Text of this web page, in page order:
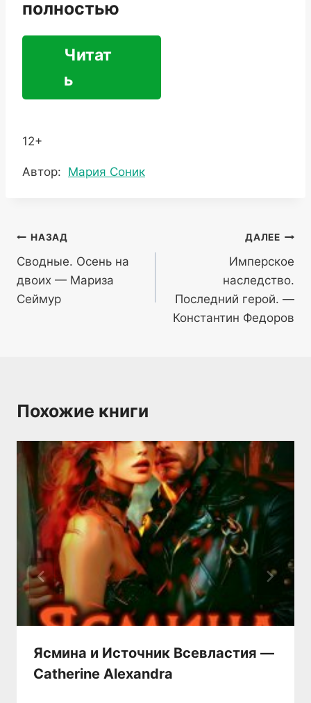
полностью
Читат
ь
12+
Метки
Автор: Мария Сoник
Навигация
по
записям
НАЗАД
Сводные. Осень на
двоих — Мариза
Сеймур
ДАЛЕЕ
Имперское
наследство.
Последний герой. —
Константин Федоров
Похожие книги
Ясмина и Источник Всевластия —
Catherine Alexandra